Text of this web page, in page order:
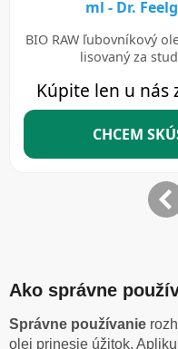
Ako správne
Správne používanie
olej prinesie úžitok.